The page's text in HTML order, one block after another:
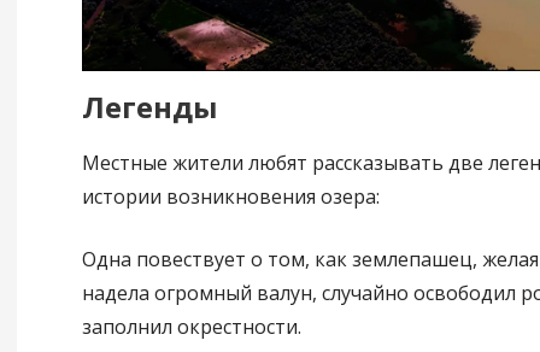
Легенды
Местные жители любят рассказывать две
истории возникновения озера:
Одна повествует о том, как землепашец, желая
надела огромный валун, случайно освободил
заполнил окрестности.